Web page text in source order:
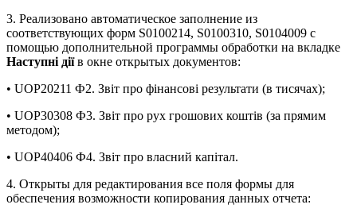
3. Реализовано автоматическое заполнение из
соответствующих форм S0100214, S0100310, S0104009 с
помощью дополнительной программы обработки на вкладке
Наступні діїв окне открытых документов:
• UOP20211 Ф2. Звіт про фінансові результати (в тисячах);
• UOP30308 Ф3. Звiт про рух грошових коштiв (за прямим
методом);
• UOP40406 Ф4. Звіт про власний капітал.
4. Открыты для редактирования все поля формы для
обеспечения возможности копирования данных отчета: